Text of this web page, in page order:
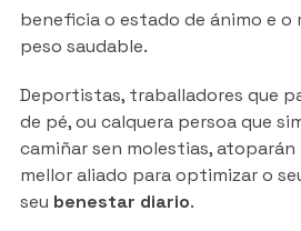
beneficia o estado de ánimo e
peso saudable.
Deportistas, traballadores que
de pé, ou calquera persoa que
camiñar sen molestias,
mellor aliado para optimizar o
seu benestar diario.